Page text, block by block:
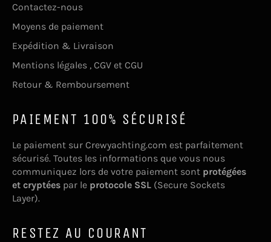
Contactez-nous
Moyens de paiement
Expédition & Livraison
Mentions légales , CGV et CGU
Retour & Remboursement
PAIEMENT 100% SÉCURISÉ
Le paiement sur Crewyachting.com est parfaitement
sécurisé. Toutes les informations que vous nous
communiquez lors de votre paiement sont protégées
et cryptées par le protocole SSL (Secure Sockets
Layer).
RESTEZ AU COURANT